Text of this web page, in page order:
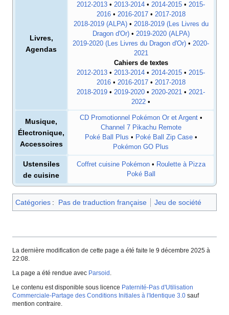
Livres,
Agendas
2012-2013 • 2013-2014 • 2014-2015 • 2015-
2016• 2016-2017• 2017-2018
2018-2019 (ALPA)• 2018-2019 (Les Livres du
Dragon d'Or)• 2019-2020 (ALPA)
2019-2020 (Les Livres du Dragon d'Or) • 2020-
2021
Cahiers de textes
2012-2013 • 2013-2014 • 2014-2015 • 2015-
2016• 2016-2017• 2017-2018
2018-2019 • 2019-2020 • 2020-2021 • 2021-
2022 •
Musique,
Électronique,
Accessoires
CD Promotionnel Pokémon Or et Argent•
Channel 7 Pikachu Remote
Poké Ball Plus • Poké Ball Zip Case•
Pokémon GO Plus
Ustensiles
de cuisine
Coffret cuisine Pokémon• Roulette à Pizza
Poké Ball
Catégories : Pas de traduction française Jeu de société
La dernière modification de cette page a été faite le 9 décembre 2025 à
22:08.
La page a été rendue avec Parsoid
Le contenu est disponible sous licence Paternité-Pas d'Utilisation
Commerciale-Partage des Conditions Initiales à l'Identique 3.0 sauf
mention contraire.